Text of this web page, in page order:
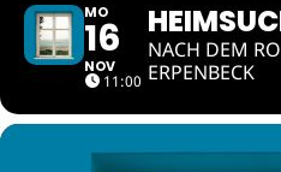
MO
16
NOV
11:00
NACH DEM
ERPENBECK